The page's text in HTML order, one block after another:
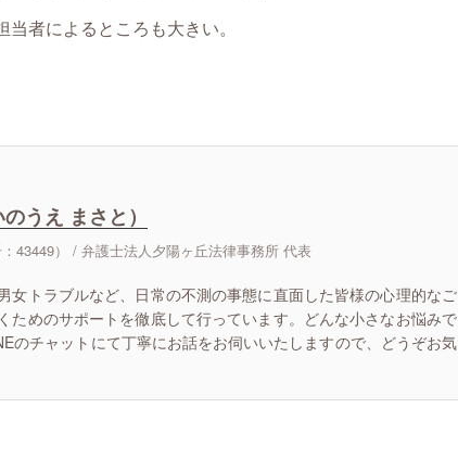
者によるところも大きい。
うえ まさと）
43449） / 弁護士法人夕陽ヶ丘法律事務所 代表
女トラブルなど、日常の不測の事態に直面した皆様の心理的なご
ためのサポートを徹底して行っています。どんな小さなお悩みで
のチャットにて丁寧にお話をお伺いいたしますので、どうぞお気